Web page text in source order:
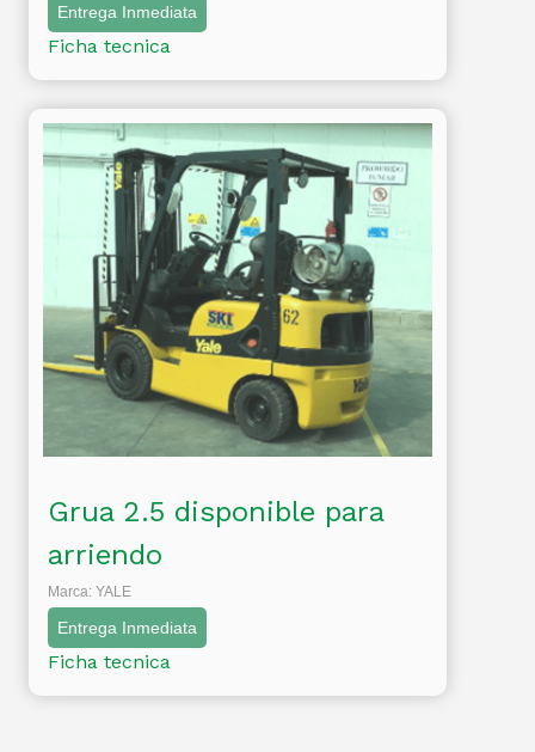
Entrega Inmediata
Ficha tecnica
Grua 2.5 disponible para
arriendo
Marca: YALE
Entrega Inmediata
Ficha tecnica